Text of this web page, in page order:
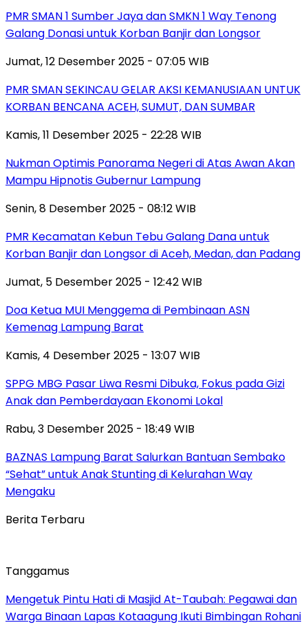
PMR SMAN 1 Sumber Jaya dan SMKN 1 Way Tenong
Galang Donasi untuk Korban Banjir dan Longsor
Jumat, 12 Desember 2025 - 07:05 WIB
PMR SMAN SEKINCAU GELAR AKSI KEMANUSIAAN UNTUK
KORBAN BENCANA ACEH, SUMUT, DAN SUMBAR
Kamis, 11 Desember 2025 - 22:28 WIB
Nukman Optimis Panorama Negeri di Atas Awan Akan
Mampu Hipnotis Gubernur Lampung
Senin, 8 Desember 2025 - 08:12 WIB
PMR Kecamatan Kebun Tebu Galang Dana untuk
Korban Banjir dan Longsor di Aceh, Medan, dan Padang
Jumat, 5 Desember 2025 - 12:42 WIB
Doa Ketua MUI Menggema di Pembinaan ASN
Kemenag Lampung Barat
Kamis, 4 Desember 2025 - 13:07 WIB
SPPG MBG Pasar Liwa Resmi Dibuka, Fokus pada Gizi
Anak dan Pemberdayaan Ekonomi Lokal
Rabu, 3 Desember 2025 - 18:49 WIB
BAZNAS Lampung Barat Salurkan Bantuan Sembako
“Sehat” untuk Anak Stunting di Kelurahan Way
Mengaku
Berita Terbaru
Tanggamus
Mengetuk Pintu Hati di Masjid At-Taubah: Pegawai dan
Warga Binaan Lapas Kotaagung Ikuti Bimbingan Rohani